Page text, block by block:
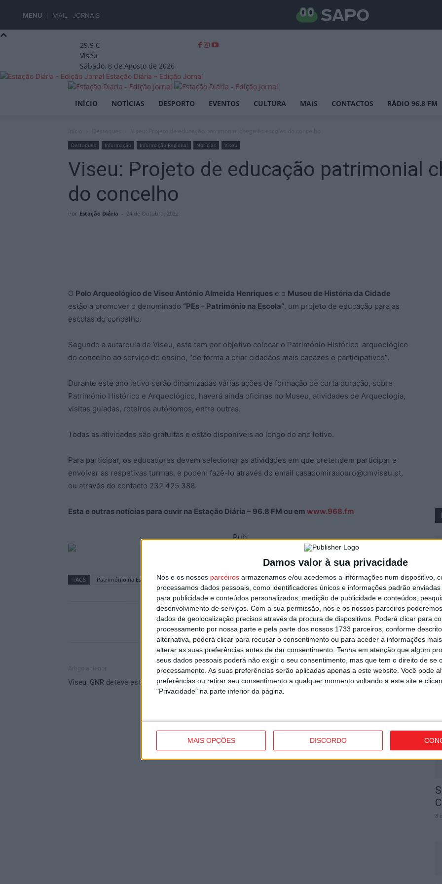
Damos valor à sua privacidade
Nós e os nossos parceiros armazenamos e/ou acedemos a informações num dispositivo,
processamos dados pessoais, como identificadores únicos e informações padrão
para publicidade e conteúdos personalizados, medição de publicidade e conteúdos,
desenvolvimento de serviços. Com a sua permissão, nós e os nossos parceiros
dados de geolocalização precisos através da procura de dispositivos. Poderá clicar para
processamento por nossa parte e pela parte dos nossos 1733 parceiros, conforme
alternativa, poderá clicar para recusar o consentimento ou para aceder a informações
alterar as suas preferências antes de dar consentimento. Tenha em atenção que algum
seus dados pessoais poderá não exigir o seu consentimento, mas que tem o direito de se
processamento. As suas preferências serão aplicadas apenas a este website. Você pode
preferências ou retirar seu consentimento a qualquer momento voltando a este site e
"Privacidade" na parte inferior da página.
MAIS OPÇÕES DISCORDO
MENU MAIL JORNAIS
29.9 C
Viseu
Sábado, 8 de Agosto de 2026
Estação Diária – Edição Jornal
INÍCIO NOTÍCIAS DESPORTO EVENTOS CULTURA MAIS CONTACTOS RÁDIO 96.8 FM
Destaques Informação Informação Regional Notícias Viseu
Viseu: Projeto de educação patrimonial
do concelho
Por Estação Diária - 24 de Outubro, 2022
O Polo Arqueológico de Viseu António Almeida Henriques e o Museu de História da Cidade
estão a promover o denominado “PEs – Património na Escola”, um projeto de educação para as
escolas do concelho.
Segundo a autarquia de Viseu, este tem por objetivo colocar o Património Histórico-arqueológico
do concelho ao serviço do ensino, “de forma a criar cidadãos mais capazes e participativos”.
Durante este ano letivo serão dinamizadas várias ações de formação de curta duração, sobre
Património Histórico e Arqueológico, haverá ainda oficinas no Museu, atividades de Arqueologia,
visitas guiadas, roteiros autónomos, entre outras.
Todas as atividades são gratuitas e estão disponíveis ao longo do ano letivo.
Para participar, os educadores devem selecionar as atividades em que pretendem participar e
envolver as respetivas turmas, e podem fazê-lo através do email casadomiradouro@cmviseu.pt,
ou através do contacto 232 425 388.
Esta e outras notícias para ouvir na Estação Diária – 96.8 FM ou em www.968.fm
Pub
TAGS Património na Escola
Viseu: GNR deteve este ano 17 ‘incendiários’
Próximo artigo
Futsal: Viseu 2001 e ABC de Nelas derrotados
8
8